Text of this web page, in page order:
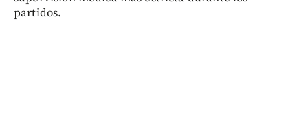
partidos.